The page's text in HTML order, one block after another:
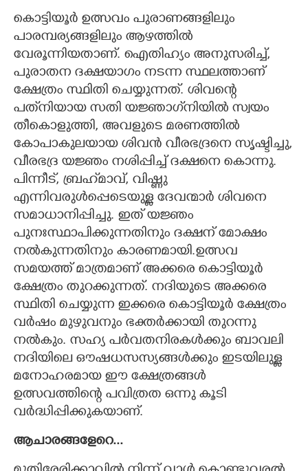
കൊട്ടിയൂർ ഉത്സവം പുരാണങ്ങളിലും
പാരമ്പര്യങ്ങളിലും ആഴത്തിൽ
വേരൂന്നിയതാണ്. ഐതിഹ്യം അനുസരിച്ച്,
പുരാതന ദക്ഷയാഗം നടന്ന സ്ഥലത്താണ്
ക്ഷേത്രം സ്ഥിതി ചെയ്യുന്നത്. ശിവന്റെ
പത്‌നിയായ സതി യജ്ഞാഗ്‌നിയിൽ സ്വയം
തീകൊളുത്തി, അവളുടെ മരണത്തിൽ
കോപാകുലയായ ശിവൻ വീരഭദ്രനെ സൃഷ്ടിച്ചു,
വീരഭദ്ര യജ്ഞം നശിപ്പിച്ച് ദക്ഷനെ കൊന്നു.
പിന്നീട്, ബ്രഹ്‌മാവ്, വിഷ്ണു
എന്നിവരുൾപ്പെടെയുള്ള ദേവന്മാർ ശിവനെ
സമാധാനിപ്പിച്ചു. ഇത് യജ്ഞം
പുനഃസ്ഥാപിക്കുന്നതിനും ദക്ഷന് മോക്ഷം
നൽകുന്നതിനും കാരണമായി.ഉത്സവ
സമയത്ത് മാത്രമാണ് അക്കരെ കൊട്ടിയൂർ
ക്ഷേത്രം തുറക്കുന്നത്. നദിയുടെ അക്കരെ
സ്ഥിതി ചെയ്യുന്ന ഇക്കരെ കൊട്ടിയൂർ ക്ഷേത്രം
വർഷം മുഴുവനും ഭക്തർക്കായി തുറന്നു
നൽകും. സഹ്യ പർവതനിരകൾക്കും ബാവലി
നദിയിലെ ഔഷധസസ്യങ്ങൾക്കും ഇടയിലുള്ള
മനോഹരമായ ഈ ക്ഷേത്രങ്ങൾ
ഉത്സവത്തിന്റെ പവിത്രത ഒന്നു കൂടി
വർദ്ധിപ്പിക്കുകയാണ്.
ആചാരങ്ങളേറെ...